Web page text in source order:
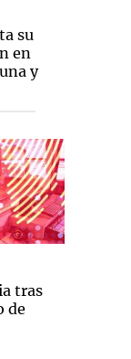
su
en
y
tras
de